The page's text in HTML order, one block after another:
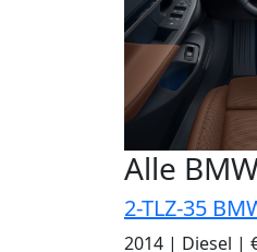
Alle
2-TLZ-35
2014 | Diesel |